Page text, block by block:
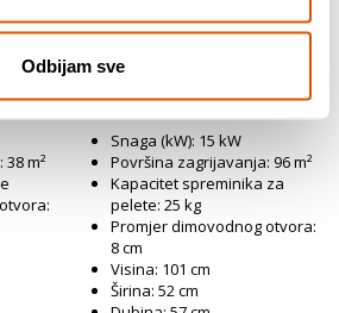
Odbijam sve
m²
Alfa peć na pelete COMMO
Snaga (kW): 15 kW
Površina zagrijavanja: 96 m²
Kapacitet spreminika za
pelete: 25 kg
Promjer dimovodnog otvora:
8 cm
Visina: 101 cm
Širina: 52 cm